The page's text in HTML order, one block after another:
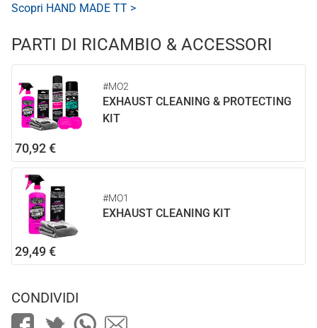
Scopri HAND MADE TT >
PARTI DI RICAMBIO & ACCESSORI
#MO2
EXHAUST CLEANING & PROTECTING
KIT
70,92 €
#MO1
EXHAUST CLEANING KIT
29,49 €
CONDIVIDI